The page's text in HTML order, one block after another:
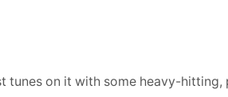
tunes on it with some heavy-